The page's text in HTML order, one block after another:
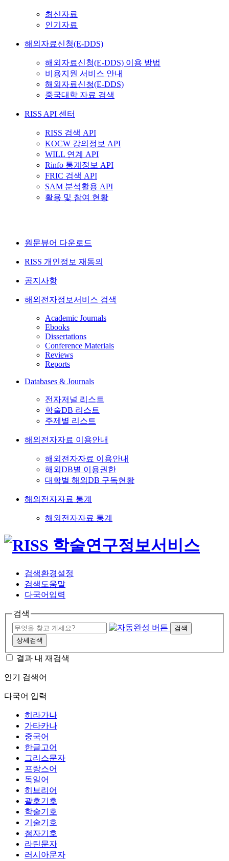
최신자료
인기자료
해외자료신청(E-DDS)
해외자료신청(E-DDS) 이용 방법
비용지원 서비스 안내
해외자료신청(E-DDS)
중국대학 자료 검색
RISS API 센터
RISS 검색 API
KOCW 강의정보 API
WILL 연계 API
Rinfo 통계정보 API
FRIC 검색 API
SAM 분석활용 API
활용 및 참여 현황
원문뷰어 다운로드
RISS 개인정보 재동의
공지사항
해외전자정보서비스 검색
Academic Journals
Ebooks
Dissertations
Conference Materials
Reviews
Reports
Databases & Journals
전자저널 리스트
학술DB 리스트
주제별 리스트
해외전자자료 이용안내
해외전자자료 이용안내
해외DB별 이용권한
대학별 해외DB 구독현황
해외전자자료 통계
해외전자자료 통계
검색환경설정
검색도움말
다국어입력
검색
검색
상세검색
결과 내 재검색
인기 검색어
다국어 입력
히라가나
가타카나
중국어
한글고어
그리스문자
프랑스어
독일어
히브리어
괄호기호
학술기호
기술기호
첨자기호
라틴문자
러시아문자